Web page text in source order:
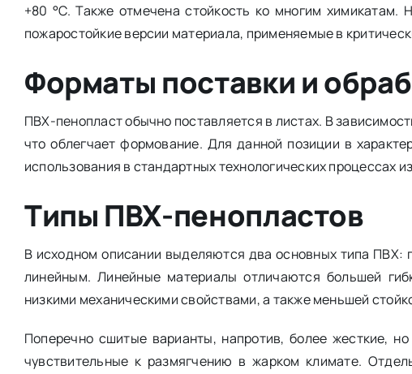
+80 °C. Также отмечена стойкость ко многим
пожаростойкие версии материала, применяемые в
Форматы поставки и
ПВХ-пенопласт обычно поставляется в листах. В
что облегчает формование. Для данной позиции в
использования в стандартных технологических процессах
Типы ПВХ-пенопластов
В исходном описании выделяются два основных типа
линейным. Линейные материалы отличаются большей
низкими механическими свойствами, а также меньшей
Поперечно сшитые варианты, напротив, более жесткие,
чувствительные к размягчению в жарком климате.